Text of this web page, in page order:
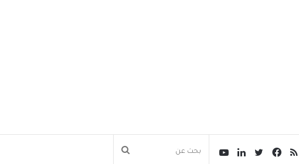
بحث يوتيوبلينكدإنتويتر
فيسبوكملخص